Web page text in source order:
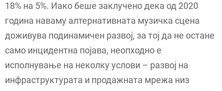
18% на 5%. Иако беше заклучено дека од 2020
година наваму алтернативната музичка сцена
доживува подинамичен развој, за тој да не остане
само инцидентна појава, неопходно е
исполнување на неколку услови – развој на
инфраструктурата и продажната мрежа низ